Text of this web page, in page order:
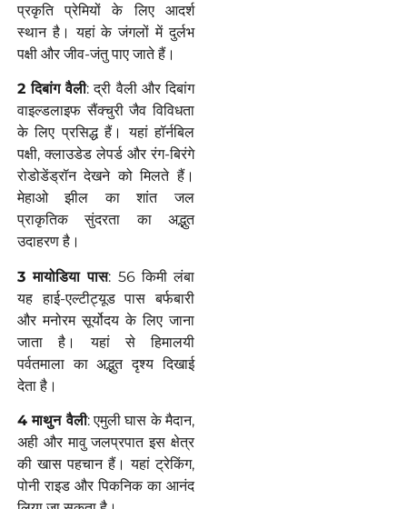
प्रकृति प्रेमियों के लिए आदर्श
स्थान है। यहां के जंगलों में दुर्लभ
पक्षी और जीव-जंतु पाए जाते हैं।
2️ दिबांग वैली: द्री वैली और दिबांग
वाइल्डलाइफ सैंक्चुरी जैव विविधता
के लिए प्रसिद्ध हैं। यहां हॉर्नबिल
पक्षी, क्लाउडेड लेपर्ड और रंग-बिरंगे
रोडोडेंड्रॉन देखने को मिलते हैं।
मेहाओ झील का शांत जल
प्राकृतिक सुंदरता का अद्भुत
उदाहरण है।
3️ मायोडिया पास: 56 किमी लंबा
यह हाई-एल्टीट्यूड पास बर्फबारी
और मनोरम सूर्योदय के लिए जाना
जाता है। यहां से हिमालयी
पर्वतमाला का अद्भुत दृश्य दिखाई
देता है।
4️ माथुन वैली: एमुली घास के मैदान,
अही और मावु जलप्रपात इस क्षेत्र
की खास पहचान हैं। यहां ट्रेकिंग,
पोनी राइड और पिकनिक का आनंद